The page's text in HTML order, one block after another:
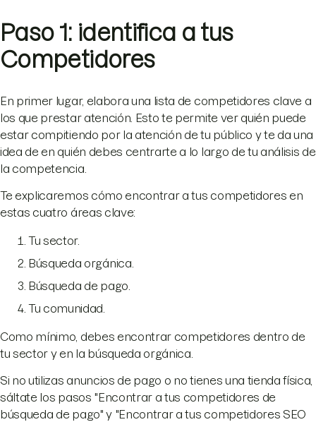
Paso 1: identifica a tus
Competidores
En primer lugar, elabora una lista de competidores clave a
los que prestar atención. Esto te permite ver quién puede
estar compitiendo por la atención de tu público y te da una
idea de en quién debes centrarte a lo largo de tu análisis de
la competencia.
Te explicaremos cómo encontrar a tus competidores en
estas cuatro áreas clave:
Tu sector.
Búsqueda orgánica.
Búsqueda de pago.
Tu comunidad.
Como mínimo, debes encontrar competidores dentro de
tu sector y en la búsqueda orgánica.
Si no utilizas anuncios de pago o no tienes una tienda física,
sáltate los pasos "Encontrar a tus competidores de
búsqueda de pago" y "Encontrar a tus competidores SEO